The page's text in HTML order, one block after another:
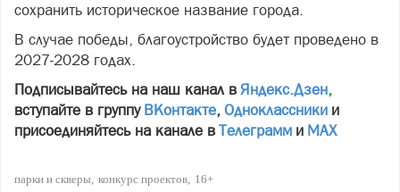
сохранить историческое название города.
В случае победы, благоустройство будет проведено в
2027-2028 годах.
Подписывайтесь на наш канал в Яндекс.Дзен,
вступайте в группу ВКонтакте, Одноклассники и
присоединяйтесь на канале в Телеграмм и МАХ
парки и скверы конкурс проектов 16+